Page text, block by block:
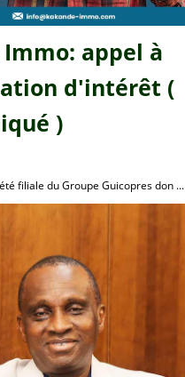
appel à
d'intérêt (
)
filiale du Groupe Guicopres don ...